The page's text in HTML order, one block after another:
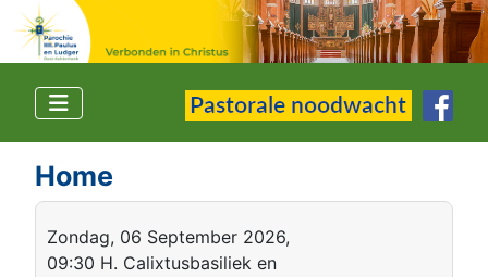
Home
Zondag, 06 September 2026,
09:30 H. Calixtusbasiliek en